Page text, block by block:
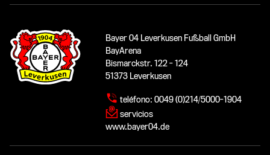
Bayer 04 Leverkusen Fußball GmbH
BayArena
Bismarckstr. 122 - 124
51373 Leverkusen
teléfono: 0049 (0)214/5000-1904
servicios
www.bayer04.de